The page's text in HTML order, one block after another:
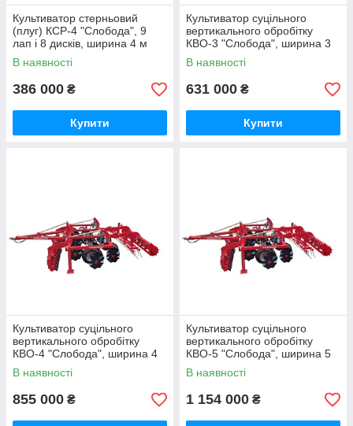
Культиватор стерньовий
(плуг) КСР-4 "Слобода", 9
лап і 8 дисків, ширина 4 м
В наявності
386 000 ₴
Купити
Культиватор суцільного
вертикального обробітку
КВО-3 "Слобода", ширина 3
м
В наявності
631 000 ₴
Купити
Культиватор суцільного
вертикального обробітку
КВО-4 "Слобода", ширина 4
м
В наявності
855 000 ₴
Культиватор суцільного
вертикального обробітку
КВО-5 "Слобода", ширина 5
м
В наявності
1 154 000 ₴